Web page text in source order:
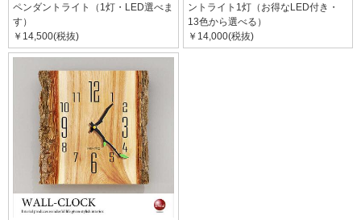
ペンダントライト（1灯・LED選べま
す）
￥14,500(税抜)
ントライト1灯（お得なLED付き・
13色から選べる）
￥14,000(税抜)